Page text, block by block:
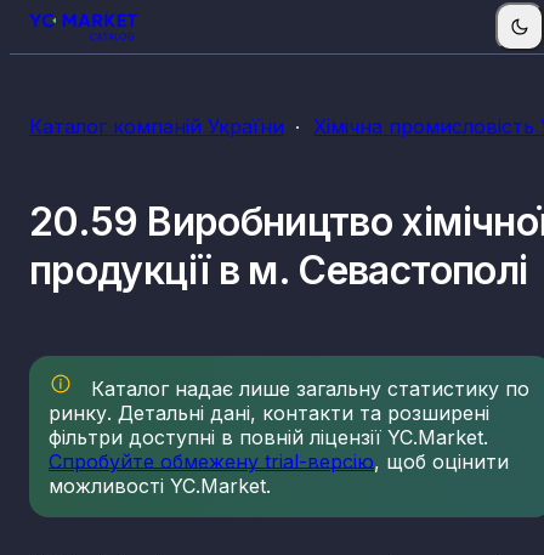
Каталог компаній України Хімічна промисловість
20.59 Виробництво
продукції в м. Севастополі
Каталог надає лише загальну статистику по
ринку. Детальні дані, контакти та розширені
фільтри доступні в повній ліцензії YC.Market.
Спробуйте обмежену trial-версію, щоб оцінити
можливості YC.Market.